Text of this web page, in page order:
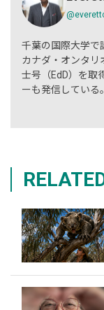
千葉の国際大学で
カナダ・オンタリ
士号（EdD）を取
ーも発信している。